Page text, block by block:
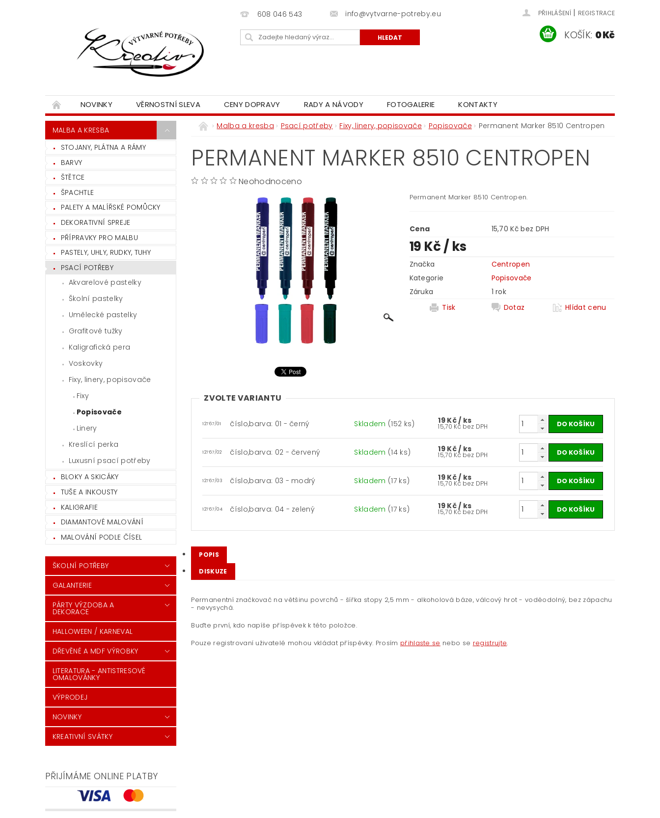
608 046 543 info@vytvarne-potreby.eu PŘIHLÁŠENÍ | REGISTRACE
KOŠÍK: 0 Kč
NOVINKY VĚRNOSTNÍ SLEVA CENY DOPRAVY RADY A NÁVODY FOTOGALERIE KONTAKTY
MALBA A KRESBA
STOJANY, PLÁTNA A RÁMY
BARVY
ŠTĚTCE
ŠPACHTLE
PALETY A MALÍŘSKÉ POMŮCKY
DEKORATIVNÍ SPREJE
PŘÍPRAVKY PRO MALBU
PASTELY, UHLY, RUDKY, TUHY
PSACÍ POTŘEBY
Akvarelové pastelky
Školní pastelky
Umělecké pastelky
Grafitové tužky
Kaligrafická pera
Voskovky
Fixy, linery, popisovače
Fixy
Popisovače
Linery
Kreslící perka
Luxusní psací potřeby
BLOKY A SKICÁKY
TUŠE A INKOUSTY
KALIGRAFIE
DIAMANTOVÉ MALOVÁNÍ
MALOVÁNÍ PODLE ČÍSEL
ŠKOLNÍ POTŘEBY
GALANTERIE
PÁRTY VÝZDOBA A
DEKORACE
HALLOWEEN / KARNEVAL
DŘEVĚNÉ A MDF VÝROBKY
LITERATURA - ANTISTRESOVÉ
OMALOVÁNKY
VÝPRODEJ
NOVINKY
KREATIVNÍ SVÁTKY
PŘIJÍMÁME ONLINE PLATBY
Malba a kresba Psací potřeby Fixy, linery, popisovače Popisovače Permanent Marker 8510 Centropen
PERMANENT MARKER 8510 CENTROPEN
Neohodnoceno
Permanent Marker 8510 Centropen.
Cena 15,70 Kč bez DPH
19 Kč/ ks
Značka
Centropen
Kategorie
Popisovače
Záruka
1 rok
Tisk
Dotaz Hlídat cenu
ZVOLTE VARIANTU
12767/01 číslo,barva: 01 - černý Skladem (152 ks) 19 Kč/ ks
15,70 Kč bez DPH
12767/02 číslo,barva: 02 - červený Skladem (14 ks) 19 Kč/ ks
15,70 Kč bez DPH
12767/03 číslo,barva: 03 - modrý Skladem (17 ks) 19 Kč/ ks
15,70 Kč bez DPH
12767/04 číslo,barva: 04 - zelený Skladem (17 ks) 19 Kč/ ks
15,70 Kč bez DPH
POPIS
DISKUZE
Permanentní značkovač na většinu povrchů - šířka stopy 2,5 mm - alkoholová báze, válcový hrot - voděodolný, bez zápachu
- nevysychá.
Buďte první, kdo napíše příspěvek k této položce.
Pouze registrovaní uživatelé mohou vkládat příspěvky. Prosím přihlaste se nebo se registrujte.